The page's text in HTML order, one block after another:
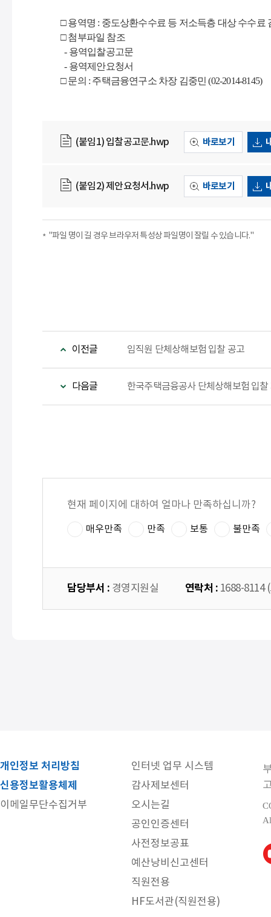
□ 용역명 : 중도상환수수료 등 저소득층 대상 수수료
□ 첨부파일 참조
- 용역입찰공고문
- 용역제안요청서
□ 문의 : 주택금융연구소 차장 김중민 (02-2014-8145)
(붙임1) 입찰공고문.hwp 바로보기
(붙임2) 제안요청서.hwp 바로보기
"파일 명이 길 경우 브라우저 특성상 파일명이 잘릴 수 있습니다."
이전글 임직원 단체상해보험 입찰 공고
다음글 한국주택금융공사 단체상해보험 입찰
현재 페이지에 대하여 얼마나 만족하십니까?
매우만족 만족 보통 불만족
담당부서 : 경영지원실 연락처 : 1688-8114
개인정보 처리방침
신용정보활용체제
이메일무단수집거부
인터넷 업무 시스템
감사제보센터
오시는길
공인인증센터
사전정보공표
예산낭비신고센터
직원전용
HF도서관(직원전용)